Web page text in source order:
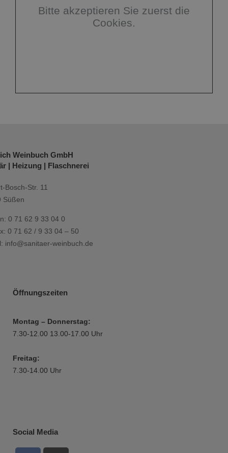
Bitte akzeptieren Sie zuerst die
Cookies.
Weinbuch GmbH
| Heizung | Flaschnerei
Bosch-Str. 11
Süßen
0 71 62 9 33 04 0
0 71 62 / 9 33 04 – 50
info@sanitaer-weinbuch.de
Öffnungszeiten
Montag – Donnerstag:
7.30-12.00 13.00-17.00 Uhr
Freitag:
7.30-14.00 Uhr
Social Media